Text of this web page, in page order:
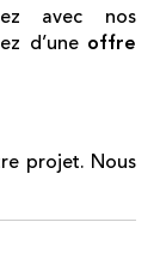
avec nos
d’une offre
projet. Nous